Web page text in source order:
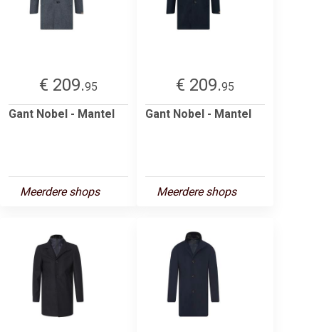
€ 209.95
Gant Nobel - Mantel
Meerdere shops
€ 209.95
Gant Nobel - Mantel
Meerdere shops